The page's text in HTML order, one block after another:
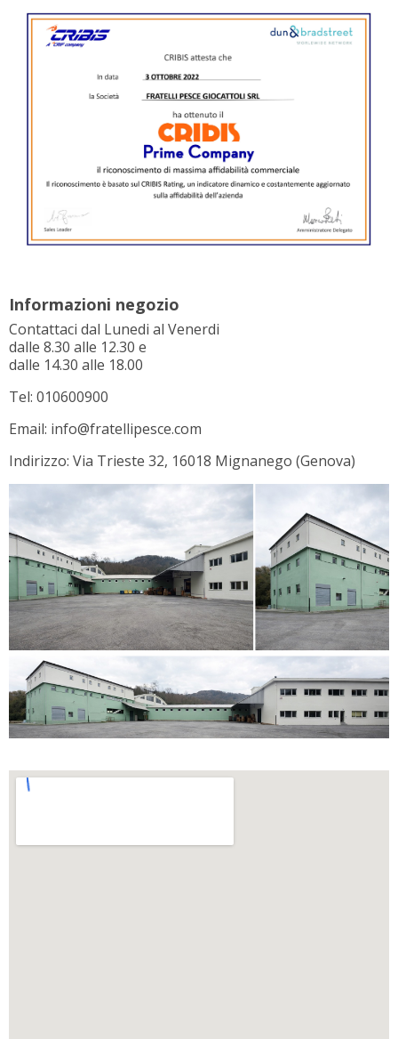
Informazioni negozio
Contattaci dal Lunedi al Venerdi
dalle 8.30 alle 12.30 e
dalle 14.30 alle 18.00
Tel: 010600900
Email: info@fratellipesce.com
Indirizzo: Via Trieste 32, 16018 Mignanego (Genova)